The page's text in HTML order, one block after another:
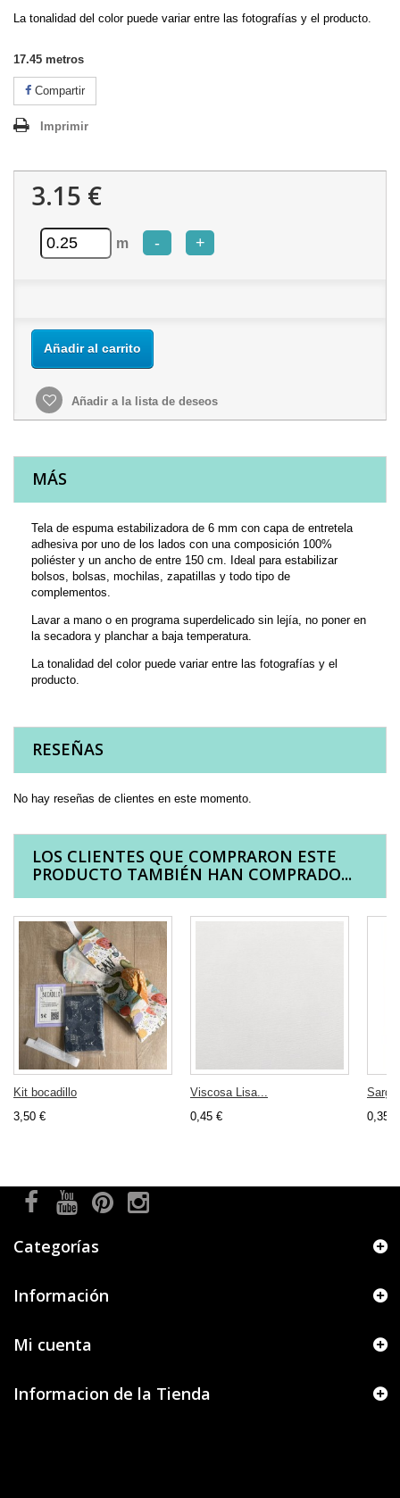
La tonalidad del color puede variar entre las fotografías y el producto.
17.45 metros
Compartir
Imprimir
3.15 €
m - +
Añadir al carrito
Añadir a la lista de deseos
MÁS
Tela de espuma estabilizadora de 6 mm con capa de entretela
adhesiva por uno de los lados con una composición 100%
poliéster y un ancho de entre 150 cm. Ideal para estabilizar
bolsos, bolsas, mochilas, zapatillas y todo tipo de
complementos.
Lavar a mano o en programa superdelicado sin lejía, no poner en
la secadora y planchar a baja temperatura.
La tonalidad del color puede variar entre las fotografías y el
producto.
RESEÑAS
No hay reseñas de clientes en este momento.
LOS CLIENTES QUE COMPRARON ESTE
PRODUCTO TAMBIÉN HAN COMPRADO...
Kit bocadillo
3,50 €
Viscosa Lisa...
0,45 €
0,35 €
Categorías
Información
Mi cuenta
Informacion de la Tienda